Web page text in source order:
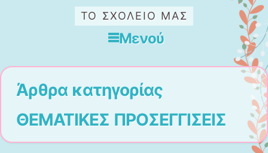
ΤΟ ΣΧΟΛΕΊΟ ΜΑΣ
Μενού
Άρθρα κατηγορίας
ΘΕΜΑΤΙΚΕΣ ΠΡΟΣΕΓΓΙΣΕΙΣ